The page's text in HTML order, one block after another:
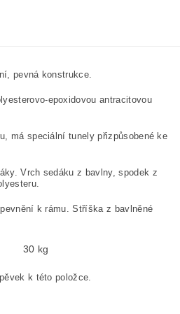
pevná konstrukce.
epoxidovou antracitovou
má speciální tunely přizpůsobené ke
Vrch sedáku z bavlny, spodek z
k rámu. Stříška z bavlněné
30 kg
k této položce.